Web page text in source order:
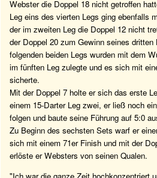
Webster die Doppel 18 nicht getroffen
Leg eins des vierten Legs ging ebenfalls
der im zweiten Leg die Doppel 12 nicht
der Doppel 20 zum Gewinn seines
folgenden beiden Legs wurden mit dem
im fünften Leg zulegte und es sich mit
sicherte.
Mit der Doppel 7 holte er sich das erste
einem 15-Darter Leg zwei, er ließ noch
folgen und baute seine Führung auf 5:0
Zu Beginn des sechsten Sets warf er
sich mit einem 71er Finish und mit der
erlöste er Websters von seinen Qualen.